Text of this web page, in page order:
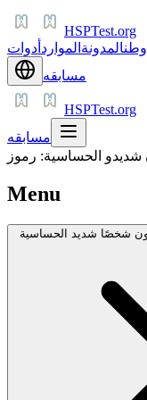
HSPTest.org
وطنالمدونة الموارد أدوات
مسابقه
HSPTest.org
مسابقه
Menu